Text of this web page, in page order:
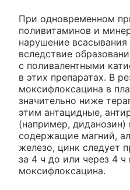
При одновременном
поливитаминов и
нарушение
вследствие
с поливалентными
в этих препаратах. В
моксифлоксацина в
значительно ниже
этим антацидные,
(например, диданозин)
содержащие магний,
железо, цинк следует
за 4 ч до или через 4
моксифлоксацина.